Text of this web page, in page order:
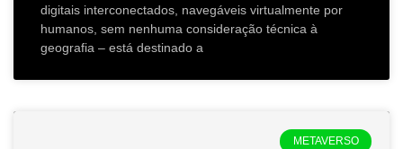
digitais interconectados, navegáveis virtualmente por
humanos, sem nenhuma consideração técnica à
geografia – está destinado a
METAVERSO